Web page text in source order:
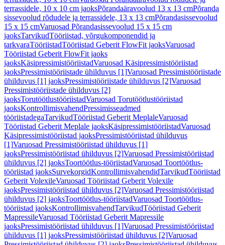
terrassidele, 10 x 10 cm jaoksPõrandaäravoolud 13 x 13 cmPõranda
sissevoolud rõdudele ja terrassidele, 13 x 13 cmPõrandasissevoolud
15 x 15 cmVaruosad Põrandasissevoolud 15 x 15 cm
jaoksTarvikudTööriistad, võrgukomponendid ja
tarkvaraTööriistadTööriistad Geberit FlowFit jaoksVaruosad
Tööriistad Geberit FlowFit jaoks
jaoksKäsipressimistööriistadVaruosad Käsipressimistööriistad
jaoksPressimistööriistade ühilduvus [1]Varuosad Pressimistööriistade
ühilduvus [1] jaoksPressimistööriistade ühilduvus [2]Varuosad
Pressimistööriistade ühilduvus [2]
jaoksTorutöötlustööriistadVaruosad Torutöötlustööriistad
jaoksKontrollimisvahendPressimisseadmed
tööriistadegaTarvikudTööriistad Geberit MeplaleVaruosad
Tööriistad Geberit Meplale jaoksKäsipressimistööriistadVaruosad
Käsipressimistööriistad jaoksPressimistööriistad ühilduvus
[1]Varuosad Pressimistööriistad ühilduvus [1]
jaoksPressimistööriistad ühilduvus [2]Varuosad Pressimistööriistad
ühilduvus [2] jaoksToortöötlus-tööriistadVaruosad Toortöötlus-
tööriistad jaoksSurvekorgidKontrollimisvahendidTarvikudTööriistad
Geberit VolexileVaruosad Tööriistad Geberit Volexile
jaoksPressimistööriistad ühilduvus [2]Varuosad Pressimistööriistad
ühilduvus [2] jaoksToortöötlus-tööriistadVaruosad Toortöötlus-
tööriistad jaoksKontrollimisvahendTarvikudTööriistad Geberit
MapressileVaruosad Tööriistad Geberit Mapressile
jaoksPressimistööriistad ühilduvus [1]Varuosad Pressimistööriistad
ühilduvus [1] jaoksPressimistööriistad ühilduvus [2]Varuosad